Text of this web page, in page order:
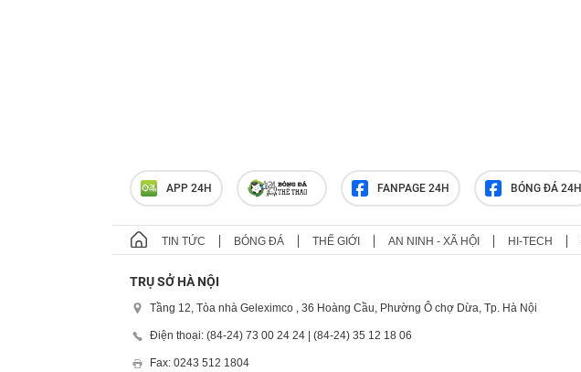
APP 24H FANPAGE 24H BÓNG ĐÁ 24H
TIN TỨC BÓNG ĐÁ THẾ GIỚI AN NINH - XÃ HỘI HI-TECH
TRỤ SỞ HÀ NỘI
Tầng 12, Tòa nhà Geleximco , 36 Hoàng Cầu, Phường Ô chợ Dừa, Tp. Hà Nội
Điện thoại: (84-24) 73 00 24 24 | (84-24) 35 12 18 06
Fax: 0243 512 1804